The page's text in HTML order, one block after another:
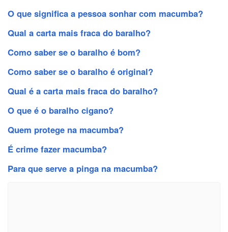
O que significa a pessoa sonhar com macumba?
Qual a carta mais fraca do baralho?
Como saber se o baralho é bom?
Como saber se o baralho é original?
Qual é a carta mais fraca do baralho?
O que é o baralho cigano?
Quem protege na macumba?
É crime fazer macumba?
Para que serve a pinga na macumba?